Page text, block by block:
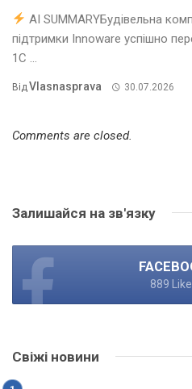
AI SUMMARYБудівельна
підтримки Innoware успішно
1С ...
ВідVlasnasprava 30.07.2026
Comments are closed.
Залишайся на зв'язку
889
Свіжі новини